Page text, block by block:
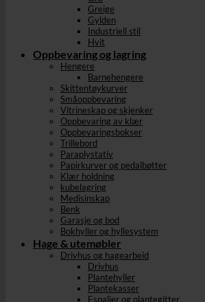
Greige
Gylden
Industriell stil
Hvit
Oppbevaring og lagring
Hengere
Barnehengere
Skittentøykurver
Småoppbevaring
Vitrineskap og skjenker
Oppbevaring av klær
Oppbevaringsbokser
Trillebord
Paraplystativ
Papirkurver og pedalbøtter
Klær holdning
kubelagring
Medisinskap
Benk
Garasje og bod
Bokhyller og hyllesystem
Hage & utemøbler
Drivhus og hagearbeid
Drivhus
Plantehyller
Plantekasser
Espalier og plantegitter